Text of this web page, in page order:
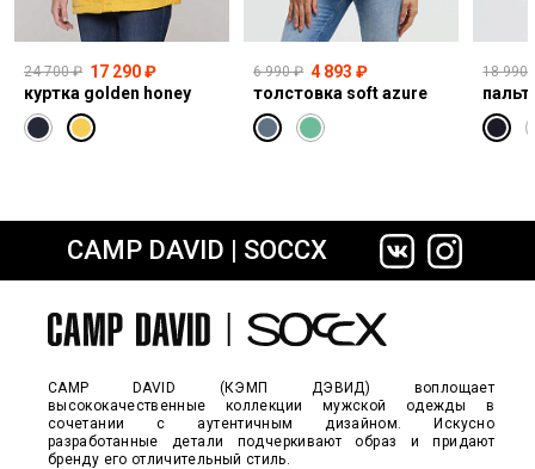
сайте СДЭК
24 700 ₽ 17 290 ₽
куртка golden honey
6 990 ₽ 4 893 ₽
толстовка soft azure
18 990
CAMP DAVID | SOCCX
CAMP DAVID (КЭМП ДЭВИД) воплощает
высококачественные коллекции мужской одежды в
сочетании с аутентичным дизайном. Искусно
разработанные детали подчеркивают образ и придают
бренду его отличительный стиль.